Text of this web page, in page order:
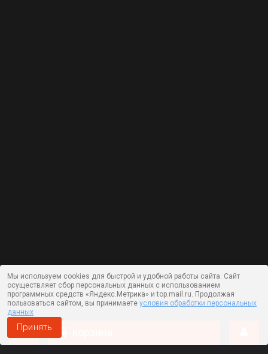
Мы используем cookies для быстрой и удобной работы сайта. Сайт
осуществляет сбор персональных данных с использованием
программных средств «Яндекс.Метрика» и top.mail.ru. Продолжая
пользоваться сайтом, вы принимаете условия обработки персональных
данных
Принять